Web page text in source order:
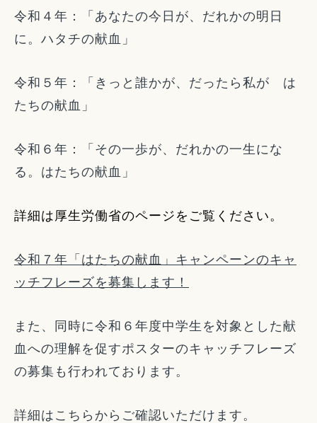
令和４年：「あなたの今日が、だれかの明日
に。ハタチの献血」
令和５年：「きっと誰かが、だったら私が は
たちの献血」
令和６年：「その一歩が、だれかの一生にな
る。はたちの献血」
詳細は厚生労働省のページをご覧ください。
令和７年「はたちの献血」キャンペーンのキャ
ッチフレーズを募集します！
また、同時に令和６年度中学生を対象とした献
血への理解を促すポスターのキャッチフレーズ
の募集も行われております。
詳細はこちらからご確認いただけます。